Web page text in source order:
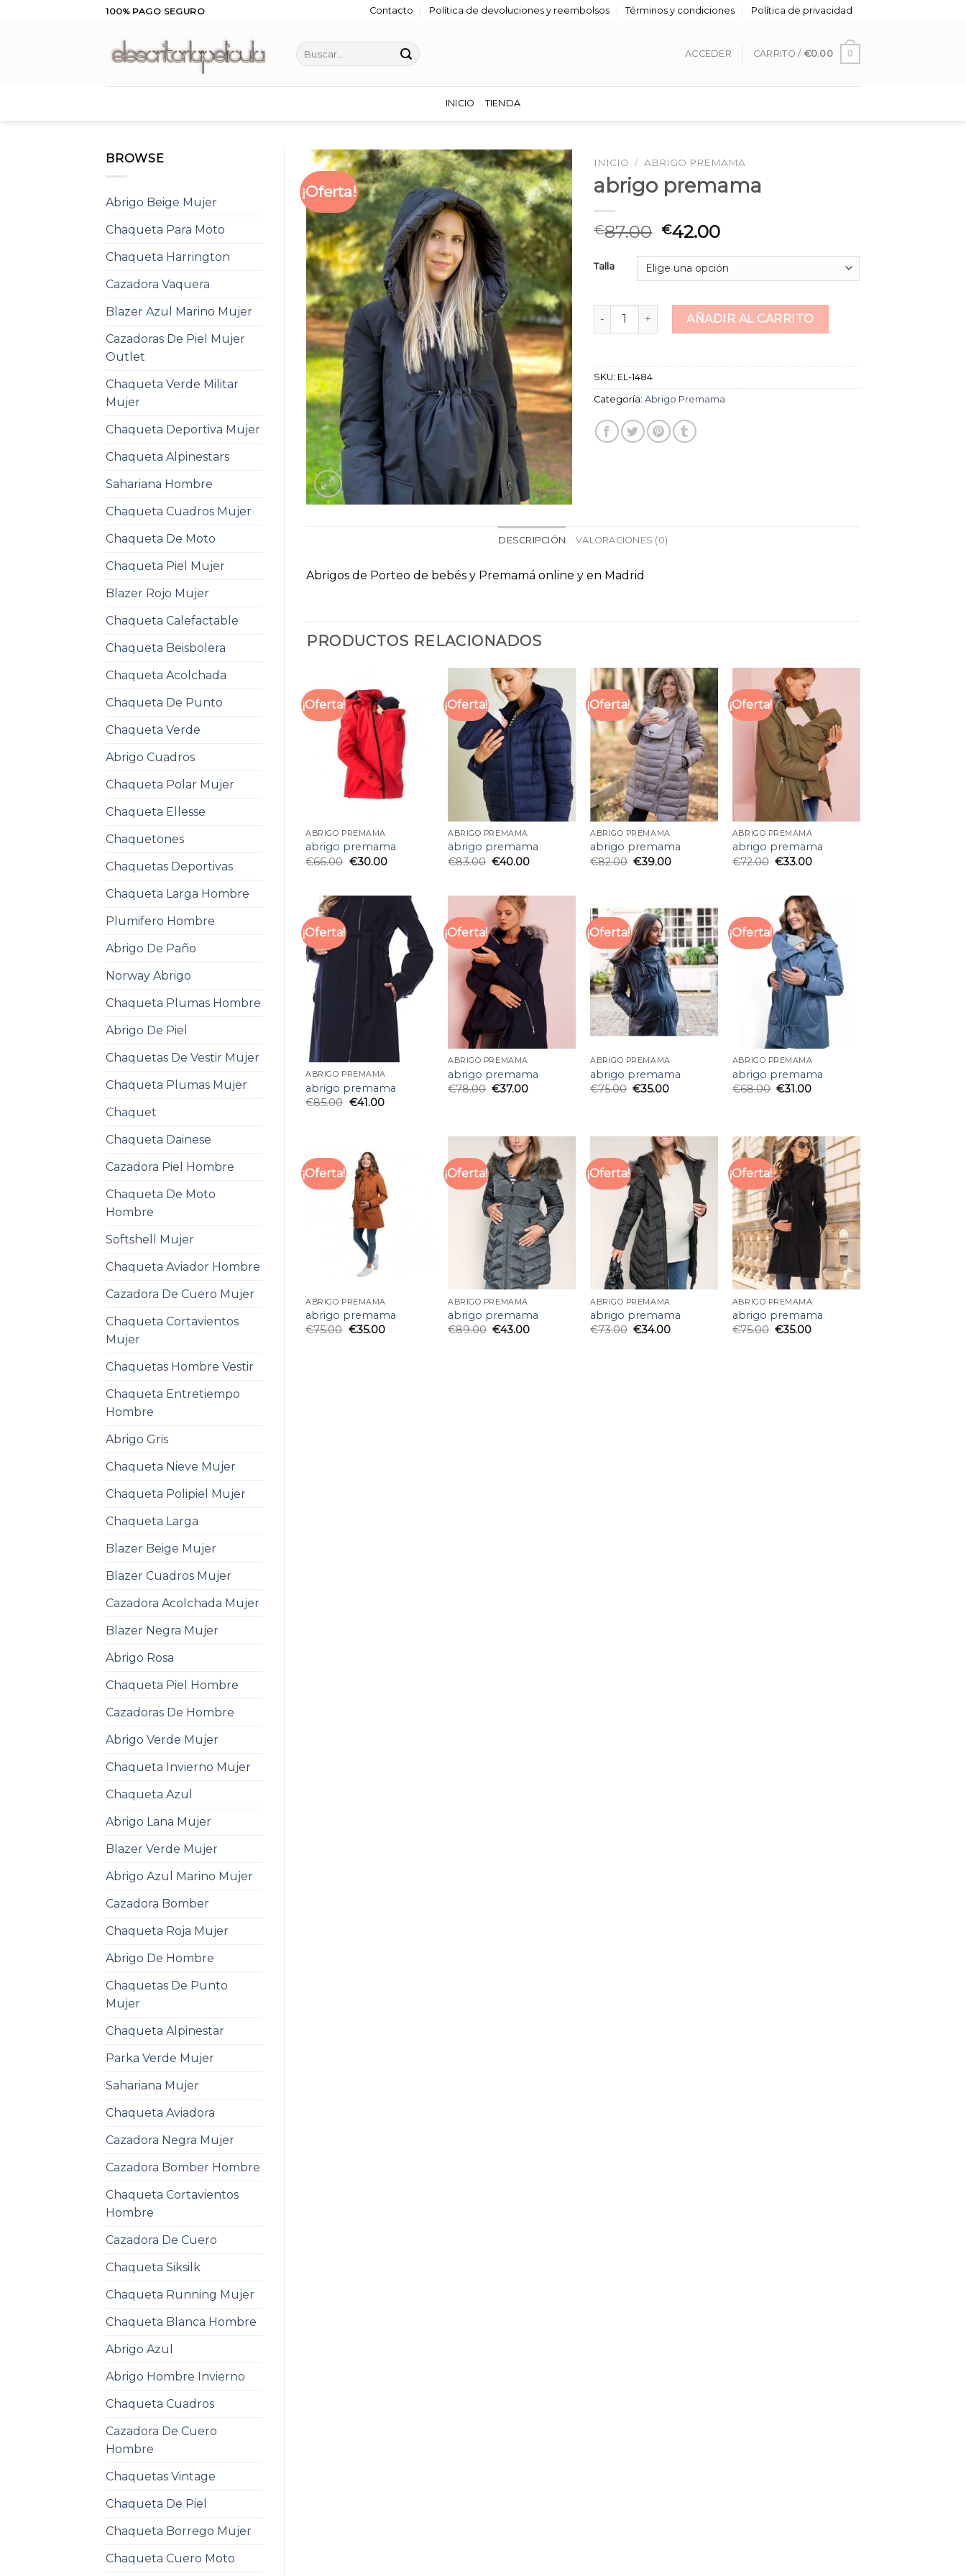
100% PAGO SEGURO Contacto Política de devoluciones y reembolsos Términos y condiciones Política de privacidad
Buscar
por:
ACCEDER CARRITO / €0.00 0
INICIO TIENDA
BROWSE
Abrigo Beige Mujer
Chaqueta Para Moto
Chaqueta Harrington
Cazadora Vaquera
Blazer Azul Marino Mujer
Cazadoras De Piel Mujer
Outlet
Chaqueta Verde Militar
Mujer
Chaqueta Deportiva Mujer
Chaqueta Alpinestars
Sahariana Hombre
Chaqueta Cuadros Mujer
Chaqueta De Moto
Chaqueta Piel Mujer
Blazer Rojo Mujer
Chaqueta Calefactable
Chaqueta Beisbolera
Chaqueta Acolchada
Chaqueta De Punto
Chaqueta Verde
Abrigo Cuadros
Chaqueta Polar Mujer
Chaqueta Ellesse
Chaquetones
Chaquetas Deportivas
Chaqueta Larga Hombre
Plumifero Hombre
Abrigo De Paño
Norway Abrigo
Chaqueta Plumas Hombre
Abrigo De Piel
Chaquetas De Vestir Mujer
Chaqueta Plumas Mujer
Chaquet
Chaqueta Dainese
Cazadora Piel Hombre
Chaqueta De Moto
Hombre
Softshell Mujer
Chaqueta Aviador Hombre
Cazadora De Cuero Mujer
Chaqueta Cortavientos
Mujer
Chaquetas Hombre Vestir
Chaqueta Entretiempo
Hombre
Abrigo Gris
Chaqueta Nieve Mujer
Chaqueta Polipiel Mujer
Chaqueta Larga
Blazer Beige Mujer
Blazer Cuadros Mujer
Cazadora Acolchada Mujer
Blazer Negra Mujer
Abrigo Rosa
Chaqueta Piel Hombre
Cazadoras De Hombre
Abrigo Verde Mujer
Chaqueta Invierno Mujer
Chaqueta Azul
Abrigo Lana Mujer
Blazer Verde Mujer
Abrigo Azul Marino Mujer
Cazadora Bomber
Chaqueta Roja Mujer
Abrigo De Hombre
Chaquetas De Punto
Mujer
Chaqueta Alpinestar
Parka Verde Mujer
Sahariana Mujer
Chaqueta Aviadora
Cazadora Negra Mujer
Cazadora Bomber Hombre
Chaqueta Cortavientos
Hombre
Cazadora De Cuero
Chaqueta Siksilk
Chaqueta Running Mujer
Chaqueta Blanca Hombre
Abrigo Azul
Abrigo Hombre Invierno
Chaqueta Cuadros
Cazadora De Cuero
Hombre
Chaquetas Vintage
Chaqueta De Piel
Chaqueta Borrego Mujer
Chaqueta Cuero Moto
¡Oferta!
INICIO / ABRIGO PREMAMA
abrigo premama
€87.00 €42.00
Talla
abrigo premama cantidadAÑADIR AL CARRITO
SKU: EL-1484
Categoría:Abrigo Premama
DESCRIPCIÓN VALORACIONES (0)
Abrigos de Porteo de bebés y Premamá online y en Madrid
PRODUCTOS RELACIONADOS
¡Oferta!
ABRIGO PREMAMA
abrigo premama
€66.00 €30.00
¡Oferta!
ABRIGO PREMAMA
abrigo premama
€83.00 €40.00
¡Oferta!
ABRIGO PREMAMA
abrigo premama
€82.00 €39.00
¡Oferta!
ABRIGO PREMAMA
abrigo premama
€72.00 €33.00
¡Oferta!
ABRIGO PREMAMA
abrigo premama
€85.00 €41.00
¡Oferta!
ABRIGO PREMAMA
abrigo premama
€78.00 €37.00
¡Oferta!
ABRIGO PREMAMA
abrigo premama
€75.00 €35.00
¡Oferta!
ABRIGO PREMAMA
abrigo premama
€68.00 €31.00
¡Oferta!
ABRIGO PREMAMA
abrigo premama
€75.00 €35.00
¡Oferta!
ABRIGO PREMAMA
abrigo premama
€89.00 €43.00
¡Oferta!
ABRIGO PREMAMA
abrigo premama
€73.00 €34.00
¡Oferta!
ABRIGO PREMAMA
abrigo premama
€75.00 €35.00